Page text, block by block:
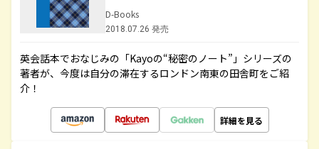
D-Books
2018.07.26 発売
英会話本でおなじみの「Kayoの“秘密のノート”」シリーズの
著者が、今度は自分の滞在するロンドン南東の田舎町をご紹
介！
詳細を見る